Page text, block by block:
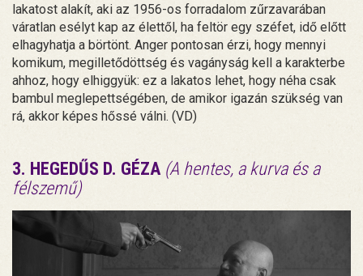
lakatost alakít, aki az 1956-os forradalom zűrzavarában
váratlan esélyt kap az élettől, ha feltör egy széfet, idő előtt
elhagyhatja a börtönt. Anger pontosan érzi, hogy mennyi
komikum, megilletődöttség és vagányság kell a karakterbe
ahhoz, hogy elhiggyük: ez a lakatos lehet, hogy néha csak
bambul meglepettségében, de amikor igazán szükség van
rá, akkor képes hőssé válni. (VD)
3. HEGEDŰS D. GÉZA (A hentes, a kurva és a
félszemű)